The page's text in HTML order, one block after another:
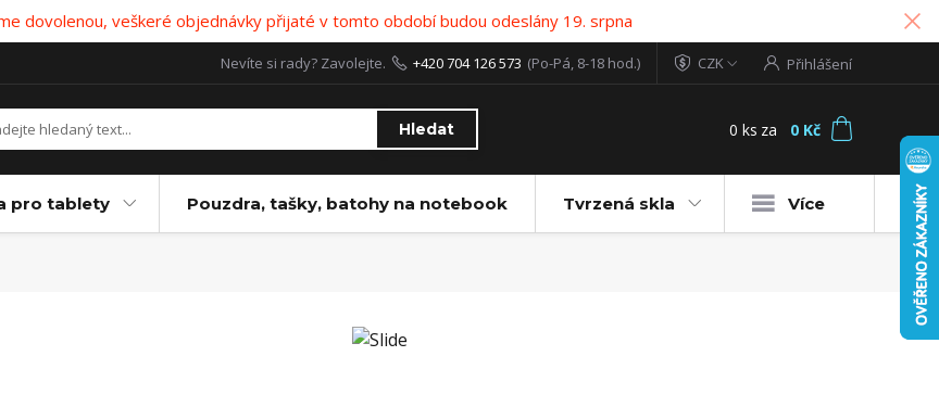
dovolenou, veškeré objednávky přijaté v tomto období budou odeslány 19. srpna
CZK Přihlášení
Hledat
Nevíte si rady? Zavolejte. +420 704 126 573 (Po-Pá, 8-18 hod.)
0 ks za 0 Kč
pro tablety Pouzdra, tašky, batohy na notebook Tvrzená skla Více